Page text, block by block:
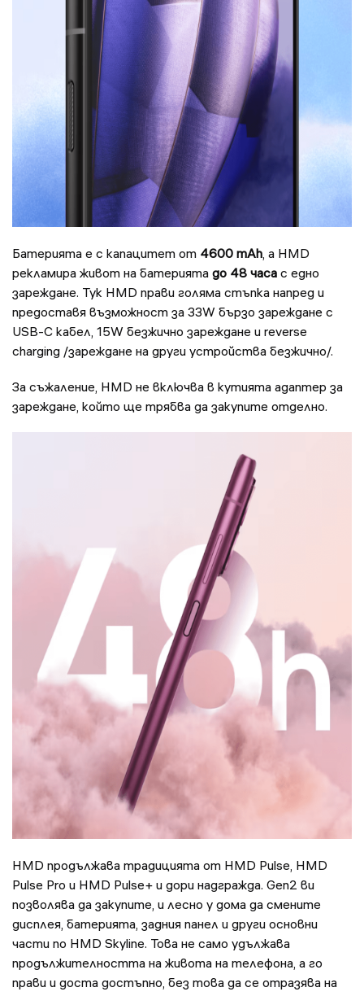
Батерията е с капацитет от 4600 mAh, а HMD
рекламира живот на батерията до 48 часа с едно
зареждане. Тук HMD прави голяма стъпка напред и
предоставя възможност за 33W бързо зареждане с
USB-C кабел, 15W безжично зареждане и reverse
charging /зареждане на други устройства безжично/.
За съжаление, HMD не включва в кутията адаптер за
зареждане, който ще трябва да закупите отделно.
HMD продължава традицията от HMD Pulse, HMD
Pulse Pro и HMD Pulse+ и дори надгражда. Gen2 ви
позволява да закупите, и лесно у дома да смените
дисплея, батерията, задния панел и други основни
части по HMD Skyline. Това не само удължава
продължителността на живота на телефона, а го
прави и доста достъпно, без това да се отразява на